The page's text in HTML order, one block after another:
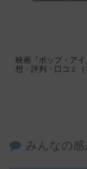
映画『ポップ・ア
想・評判・口コミ（
みんなの